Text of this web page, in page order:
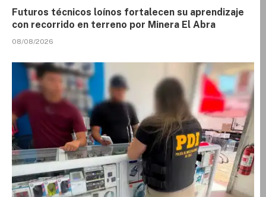
Futuros técnicos loínos fortalecen su aprendizaje
con recorrido en terreno por Minera El Abra
08/08/2026